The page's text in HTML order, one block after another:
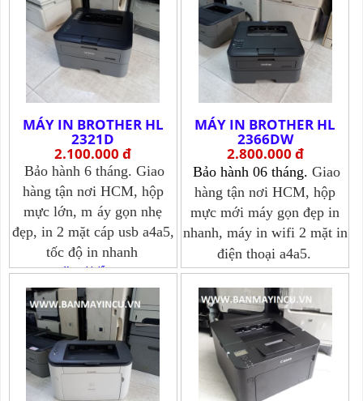
MÁY IN BROTHER HL
2321D
2.100.000 đ
Bảo hành 6 tháng. Giao
hàng tận nơi HCM, hộp
mực lớn, m áy gọn nhẹ
đẹp, in 2 mặt cáp usb a4a5,
tốc độ in nhanh
Xem chi tiết >>>
MÁY IN BROTHER HL
2366DW
2.800.000 đ
Bảo hành 06 tháng. Giao
hàng tận nơi HCM, hộp
mực mới máy gọn đẹp in
nhanh, máy in wifi 2 mặt in
điện thoại a4a5.
Xem chi tiết >>>